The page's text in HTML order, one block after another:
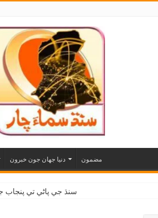
دنيا جهان جون خبرون مضمون
سنڌ جي پاڻي تي پنجاب